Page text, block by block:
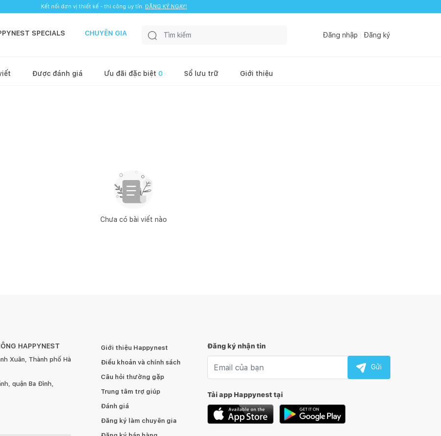
Kết nối đơn vị thiết kế - thi công uy tín. ĐĂNG KÝ NGAY!
SPECIALS CHUYÊN GIA Đăng nhập Đăng ký
Được đánh giá Ưu đãi đặc biệt 0 Sổ lưu trữ Giới thiệu
Chưa có bài viết nào
HAPPYNEST
Xuân, Thành phố Hà
quận Ba Đình,
Giới thiệu Happynest
Điều khoản và chính sách
Câu hỏi thường gặp
Trung tâm trợ giúp
Đánh giá
Đăng ký làm chuyên gia
Đăng ký nhận tin
Gửi
Tải app Happynest tại